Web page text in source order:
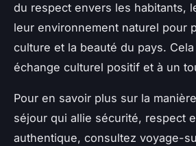
du respect envers les habitants,
leur environnement naturel pour
culture et la beauté du pays.
échange culturel positif et à un
Pour en savoir plus sur la
séjour qui allie sécurité, respect
authentique, consultez voyage-